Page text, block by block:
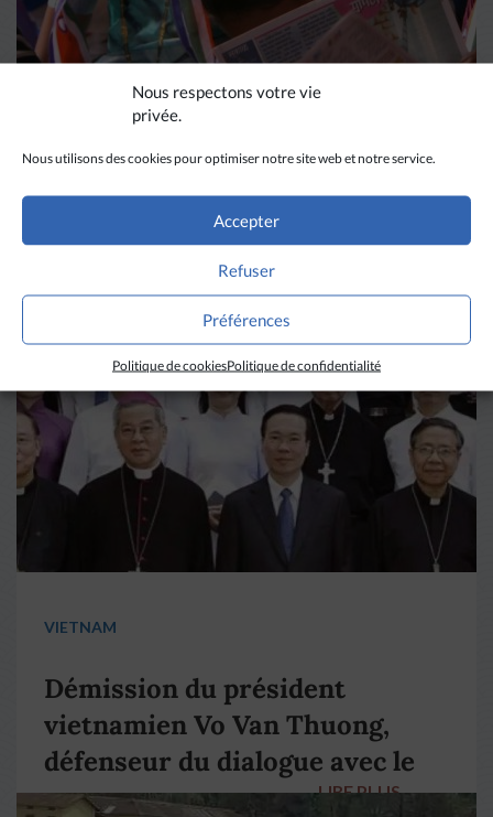
Nous respectons votre vie
privée.
Nous utilisons des cookies pour optimiser notre site web et notre service.
Accepter
Refuser
Préférences
Politique de cookiesPolitique de confidentialité
La revue de presse de la
semaine du 18 mars
LIRE PLUS →
VIETNAM
Démission du président
vietnamien Vo Van Thuong,
défenseur du dialogue avec le
pape François
LIRE PLUS →